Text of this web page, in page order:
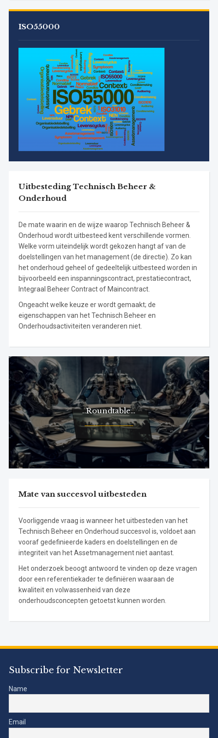
ISO55000
Uitbesteding Technisch Beheer &
Onderhoud
De mate waarin en de wijze waarop Technisch Beheer &
Onderhoud wordt uitbesteed kent verschillende vormen.
Welke vorm uiteindelijk wordt gekozen hangt af van de
doelstellingen van het management (de directie). Zo kan
het onderhoud geheel of gedeeltelijk uitbesteed worden in
bijvoorbeeld een inspanningscontract, prestatiecontract,
Integraal Beheer Contract of Maincontract.
Ongeacht welke keuze er wordt gemaakt; de
eigenschappen van het Technisch Beheer en
Onderhoudsactiviteiten veranderen niet.
..Roundtable…
Mate van succesvol uitbesteden
Voorliggende vraag is wanneer het uitbesteden van het
Technisch Beheer en Onderhoud succesvol is, voldoet aan
vooraf gedefinieerde kaders en doelstellingen en de
integriteit van het Assetmanagement niet aantast.
Het onderzoek beoogt antwoord te vinden op deze vragen
door een referentiekader te definiëren waaraan de
kwaliteit en volwassenheid van deze
onderhoudsconcepten getoetst kunnen worden.
Subscribe for Newsletter
Name
Email